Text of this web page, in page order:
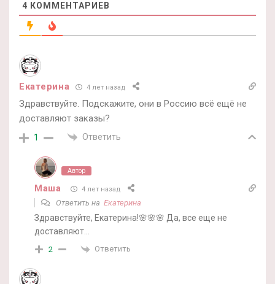
4 КОММЕНТАРИЕВ
Екатерина 4 лет назад
Здравствуйте. Подскажите, они в Россию всё ещё не
доставляют заказы?
1 Ответить
Автор
Маша 4 лет назад
Ответить на Екатерина
Здравствуйте, Екатерина!🌸🌸🌸 Да, все еще не
доставляют…
2 Ответить